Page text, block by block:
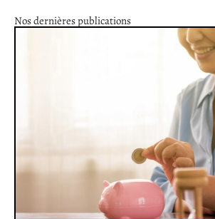
Nos dernières publications